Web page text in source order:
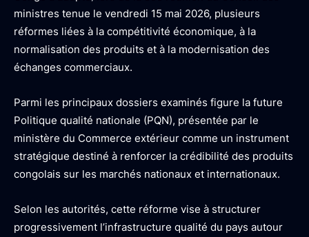
ministres tenue le vendredi 15 mai 2026, plusieurs
réformes liées à la compétitivité économique, à la
normalisation des produits et à la modernisation des
échanges commerciaux.
Parmi les principaux dossiers examinés figure la future
Politique qualité nationale (PQN), présentée par le
ministère du Commerce extérieur comme un instrument
stratégique destiné à renforcer la crédibilité des produits
congolais sur les marchés nationaux et internationaux.
Selon les autorités, cette réforme vise à structurer
progressivement l’infrastructure qualité du pays autour